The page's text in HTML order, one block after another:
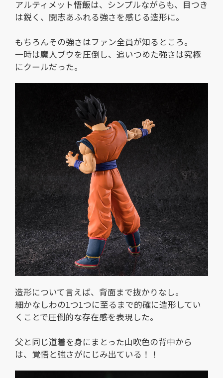
アルティメット悟飯は、シンプルながらも、目つき
は鋭く、闘志あふれる強さを感じる造形に。
もちろんその強さはファン全員が知るところ。
一時は魔人ブウを圧倒し、追いつめた強さは究極
にクールだった。
造形について言えば、背面まで抜かりなし。
細かなしわの1つ1つに至るまで的確に造形してい
くことで圧倒的な存在感を表現した。
父と同じ道着を身にまとった山吹色の背中から
は、覚悟と強さがにじみ出ている！！